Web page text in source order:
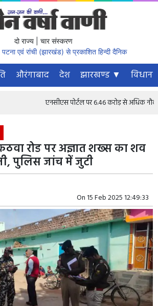
दो राज्य | चार संस्करण
एवं रांची (झारखंड) से प्रकाशित हिन्दी दैनिक
औरंगाबाद देश झारखण्ड ▼
एनसीएस पोर्टल पर 6.46 करोड़ से अधिक
रोड पर अज्ञात शख्स का शव
पुलिस जांच में जुटी
On15 Feb 2025 12:49:33